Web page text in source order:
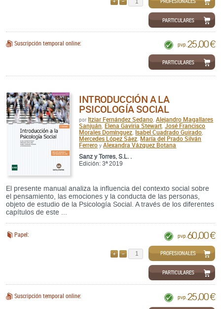
PARTICULARES
Suscripción temporal online: pvp. 25,00 €
PARTICULARES
INTRODUCCIÓN A LA
PSICOLOGÍA SOCIAL
por Itziar Fernández Sedano ,Alejandro Magallares
Sanjuán Elena Gaviria Stewart ,José Francisco
Morales Domínguez Isabel Cuadrado Guirado
Mercedes López Sáez María del Prado Silván
Ferrero yAlexandra Vázquez Botana
Sanz y Torres, S.L. .
Edición: 3ª 2019
El presente manual analiza la influencia del contexto social sobre
el pensamiento, las emociones y la conducta de las personas,
objeto de estudio de la Psicología Social. A través de los diferentes
capítulos de este ...
Papel: pvp. 60,00 €
QUITARPROFESIONALES
PARTICULARES
Suscripción temporal online: pvp. 25,00 €